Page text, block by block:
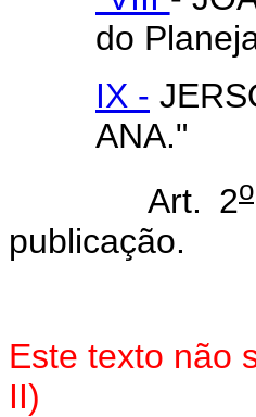
do
IX -
ANA."
Art. 2o
publicação.
Este texto não
II)